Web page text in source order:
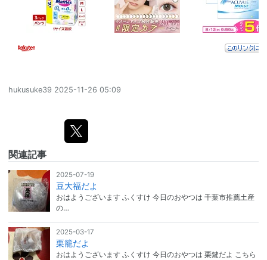
hukusuke39 2025-11-26 05:09
関連記事
2025-07-19
豆大福だよ
おはようございます ふくすけ 今日のおやつは 千葉市推薦土産
の…
2025-03-17
栗籠だよ
おはようございます ふくすけ 今日のおやつは 栗鍵だよ こちら